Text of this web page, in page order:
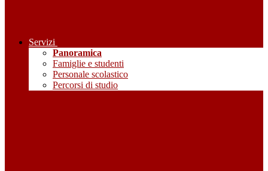
Servizi
Panoramica
Famiglie e studenti
Personale scolastico
Percorsi di studio